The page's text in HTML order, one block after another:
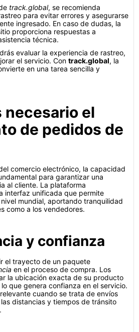
track.global, se recomienda
para evitar errores y asegurarse
ingresado. En caso de dudas, la
proporciona respuestas a
técnica.
evaluar la experiencia de rastreo,
el servicio. Con track.global, la
en una tarea sencilla y
necesario el
de pedidos de
comercio electrónico, la capacidad
para garantizar una
al cliente. La plataforma
interfaz unificada que permite
mundial, aportando tranquilidad
como a los vendedores.
y confianza
el trayecto de un paquete
en el proceso de compra. Los
la ubicación exacta de su producto
que genera confianza en el servicio.
cuando se trata de envíos
distancias y tiempos de tránsito